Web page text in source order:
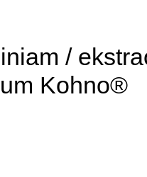
/
Kohno®